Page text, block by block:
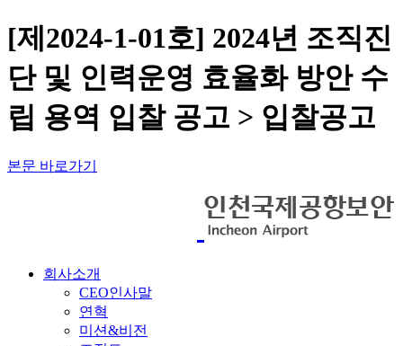
[제2024-1-01호] 2024년 조직진
단 및 인력운영 효율화 방안 수
립 용역 입찰 공고 > 입찰공고
본문 바로가기
회사소개
CEO인사말
연혁
미션&비전